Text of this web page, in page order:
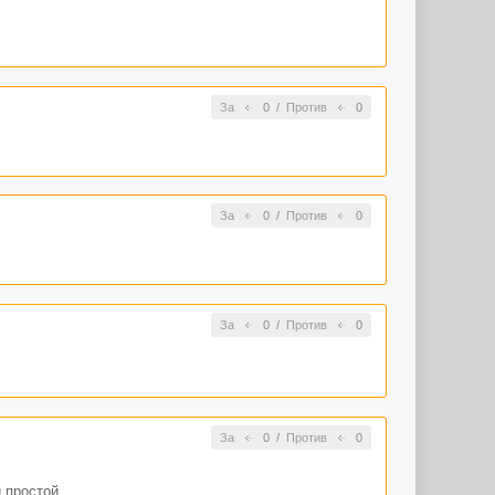
так
во-первых,
текст всё
За 0/ Против 0
За 0/ Против 0
За 0/ Против 0
За 0/ Против 0